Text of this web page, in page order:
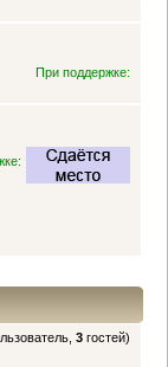
При поддержке:
3 гостей)